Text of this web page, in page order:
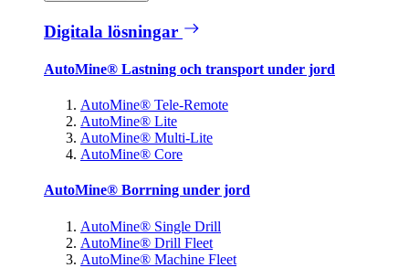
Digitala lösningar
AutoMine® Lastning och transport under jord
AutoMine® Tele-Remote
AutoMine® Lite
AutoMine® Multi-Lite
AutoMine® Core
AutoMine® Borrning under jord
AutoMine® Single Drill
AutoMine® Drill Fleet
AutoMine® Machine Fleet